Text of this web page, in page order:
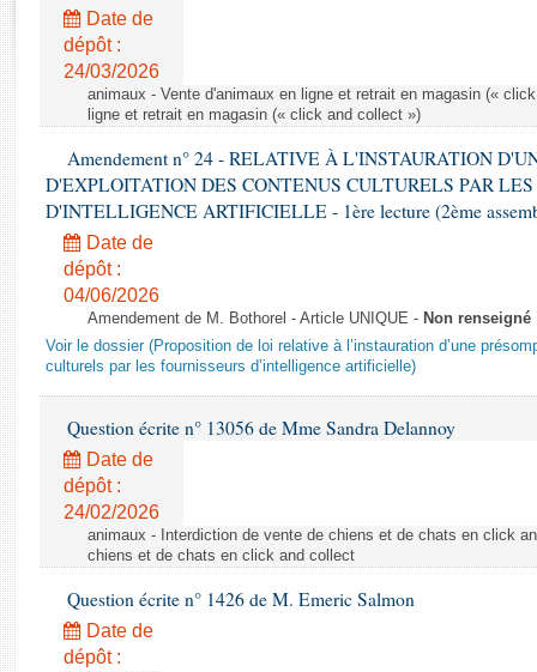
Rapports législatifs
Rapports sur l'application des lois
Baromètre de l’application des lois
Dossiers législatifs
Budget et sécurité sociale
Questions écrites et orales
Comptes rendus des débats
Date de
dépôt :
24/03/2026
animaux - Vente d'animaux en ligne et retrait en magasin («
ligne et retrait en magasin (« click and collect »)
Amendement n° 24 - RELATIVE À L'INSTAURATION
D'EXPLOITATION DES CONTENUS CULTURELS PAR LES
D'INTELLIGENCE ARTIFICIELLE - 1ère lecture (2ème
Date de
dépôt :
04/06/2026
Amendement de M. Bothorel - Article UNIQUE - Non renseigné
Voir le dossier (Proposition de loi relative à l’instauration d’une
culturels par les fournisseurs d’intelligence artificielle)
Question écrite n° 13056 de Mme Sandra Delannoy
Date de
dépôt :
24/02/2026
animaux - Interdiction de vente de chiens et de chats en click
chiens et de chats en click and collect
Question écrite n° 1426 de M. Emeric Salmon
Date de
dépôt :